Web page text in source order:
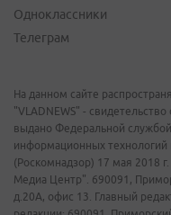
Одноклассники
Телеграм
На данном сайте
"VLADNEWS" -
выдано Федеральной
информационных
(Роскомнадзор) 17 мая 2018
Медиа Центр". 690091,
д.20А, офис 13. Главный